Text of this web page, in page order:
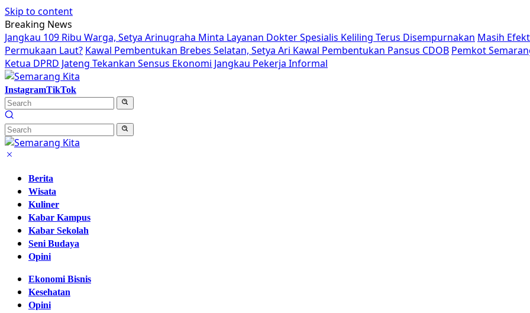
Skip to content
Breaking News
Jangkau 109 Ribu Warga, Setya Arinugraha Minta Layanan Dokter Spesialis Keliling Terus Disempurnakan Masih
Permukaan Laut? Kawal Pembentukan Brebes Selatan, Setya Ari Kawal Pembentukan Pansus CDOB Pemkot
Ketua DPRD Jateng Tekankan Sensus Ekonomi Jangkau Pekerja Informal
InstagramTikTok
Berita
Wisata
Kuliner
Kabar Kampus
Kabar Sekolah
Seni Budaya
Opini
Ekonomi Bisnis
Kesehatan
Opini